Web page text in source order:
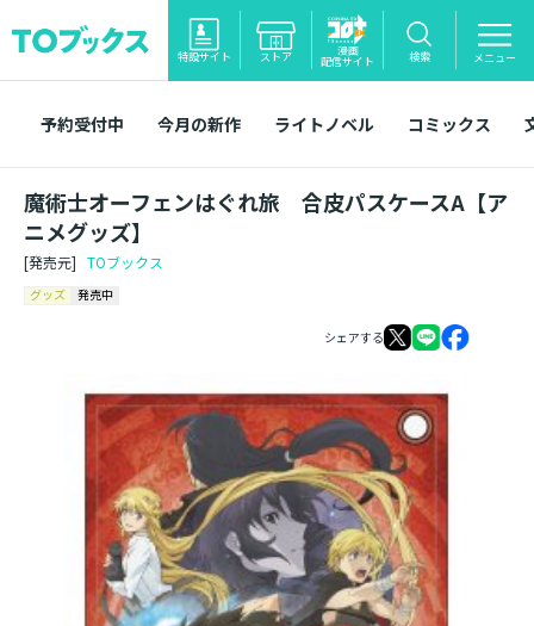
特設サイト ストア 漫画
配信サイト 検索 メニュー
予約受付中 今月の新作 ライトノベル コミックス
魔術士オーフェンはぐれ旅 合皮パスケースA【ア
ニメグッズ】
[発売元] TOブックス
グッズ 発売中
シェアする